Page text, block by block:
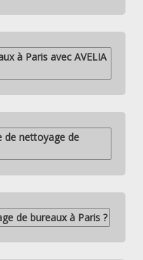
à Paris avec AVELIA
de nettoyage de
de bureaux à Paris ?